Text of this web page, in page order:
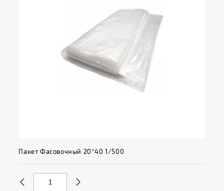
Пакет Фасовочный 20*40 1/500